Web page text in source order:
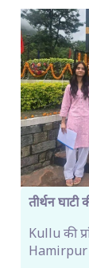
तीर्थन
Kullu की
Hamirpur